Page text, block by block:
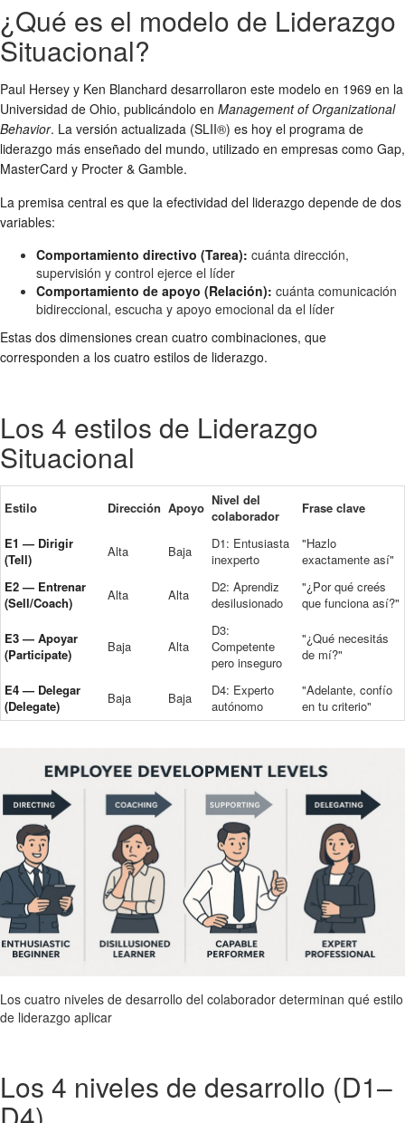
¿Qué es el modelo de Liderazgo
Situacional?
Paul Hersey y Ken Blanchard desarrollaron este modelo en 1969 en la
Universidad de Ohio, publicándolo en Management of Organizational
Behavior. La versión actualizada (SLII®) es hoy el programa de
liderazgo más enseñado del mundo, utilizado en empresas como Gap,
MasterCard y Procter & Gamble.
La premisa central es que la efectividad del liderazgo depende de dos
variables:
Comportamiento directivo (Tarea): cuánta dirección,
supervisión y control ejerce el líder
Comportamiento de apoyo (Relación): cuánta comunicación
bidireccional, escucha y apoyo emocional da el líder
Estas dos dimensiones crean cuatro combinaciones, que
corresponden a los cuatro estilos de liderazgo.
Los 4 estilos de Liderazgo
Situacional
Estilo Dirección Apoyo Nivel del
colaborador
Frase clave
E1 — Dirigir
(Tell)
Alta Baja
D1: Entusiasta
inexperto
"Hazlo
exactamente así"
E2 — Entrenar
(Sell/Coach)
Alta Alta
D2: Aprendiz
desilusionado
"¿Por qué creés
que funciona así?"
E3 — Apoyar
(Participate)
Baja Alta
D3:
Competente
pero inseguro
"¿Qué necesitás
de mí?"
E4 — Delegar
(Delegate)
Baja Baja
D4: Experto
autónomo
"Adelante, confío
en tu criterio"
Los cuatro niveles de desarrollo del colaborador determinan qué estilo
de liderazgo aplicar
Los 4 niveles de desarrollo (D1–